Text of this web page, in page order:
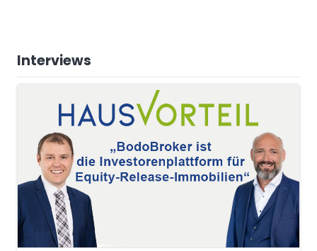
Interviews